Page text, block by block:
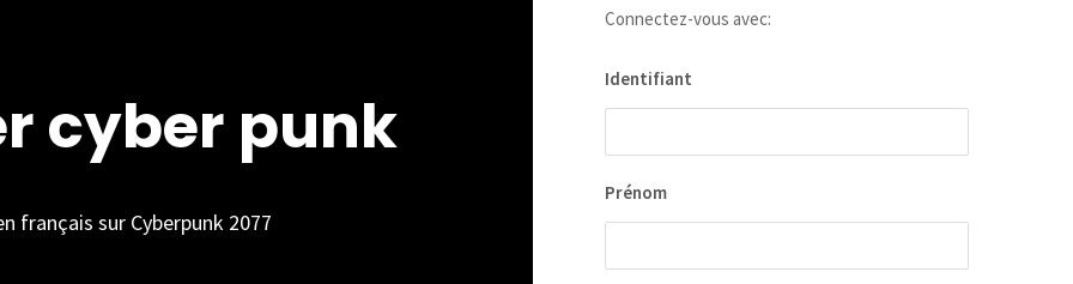
cyber punk
français sur Cyberpunk 2077
Connectez-vous avec:
Identifiant
Prénom